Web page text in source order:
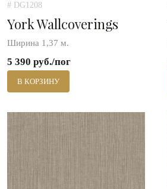
# DG1208
York Wallcoverings
Ширина 1,37 м.
5 390 руб./пог
В КОРЗИНУ